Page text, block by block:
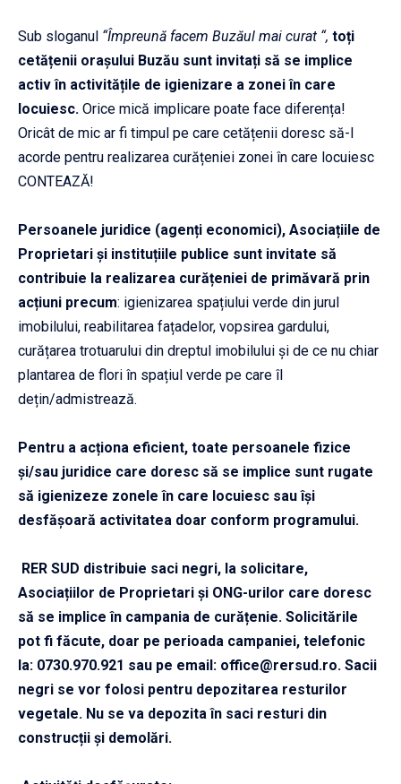
Sub sloganul “Împreună facem Buzăul mai curat “, toți
cetățenii orașului Buzău sunt invitați să se implice
activ în activitățile de igienizare a zonei în care
locuiesc. Orice mică implicare poate face diferența!
Oricât de mic ar fi timpul pe care cetățenii doresc să-l
acorde pentru realizarea curățeniei zonei în care locuiesc
CONTEAZĂ!
Persoanele juridice (agenți economici), Asociațiile de
Proprietari și instituțiile publice sunt invitate să
contribuie la realizarea curățeniei de primăvară prin
acțiuni precum: igienizarea spațiului verde din jurul
imobilului, reabilitarea fațadelor, vopsirea gardului,
curățarea trotuarului din dreptul imobilului și de ce nu chiar
plantarea de flori în spațiul verde pe care îl
dețin/admistrează.
Pentru a acționa eficient, toate persoanele fizice
și/sau juridice care doresc să se implice sunt rugate
să igienizeze zonele în care locuiesc sau își
desfășoară activitatea doar conform programului.
RER SUD distribuie saci negri, la solicitare,
Asociațiilor de Proprietari și ONG-urilor care doresc
să se implice în campania de curățenie. Solicitările
pot fi făcute, doar pe perioada campaniei, telefonic
la: 0730.970.921 sau pe email: office@rersud.ro. Sacii
negri se vor folosi pentru depozitarea resturilor
vegetale. Nu se va depozita în saci resturi din
construcții și demolări.